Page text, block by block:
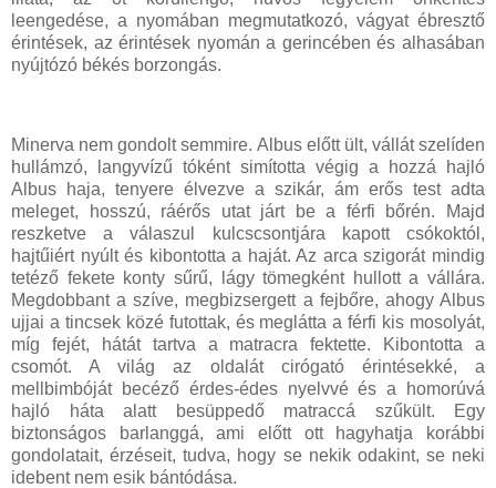
leengedése, a nyomában megmutatkozó, vágyat ébresztő
érintések, az érintések nyomán a gerincében és alhasában
nyújtózó békés borzongás.
Minerva nem gondolt semmire. Albus előtt ült, vállát szelíden
hullámzó, langyvízű tóként simította végig a hozzá hajló
Albus haja, tenyere élvezve a szikár, ám erős test adta
meleget, hosszú, ráérős utat járt be a férfi bőrén. Majd
reszketve a válaszul kulcscsontjára kapott csókoktól,
hajtűiért nyúlt és kibontotta a haját. Az arca szigorát mindig
tetéző fekete konty sűrű, lágy tömegként hullott a vállára.
Megdobbant a szíve, megbizsergett a fejbőre, ahogy Albus
ujjai a tincsek közé futottak, és meglátta a férfi kis mosolyát,
míg fejét, hátát tartva a matracra fektette. Kibontotta a
csomót. A világ az oldalát cirógató érintésekké, a
mellbimbóját becéző érdes-édes nyelvvé és a homorúvá
hajló háta alatt besüppedő matraccá szűkült. Egy
biztonságos barlanggá, ami előtt ott hagyhatja korábbi
gondolatait, érzéseit, tudva, hogy se nekik odakint, se neki
idebent nem esik bántódása.